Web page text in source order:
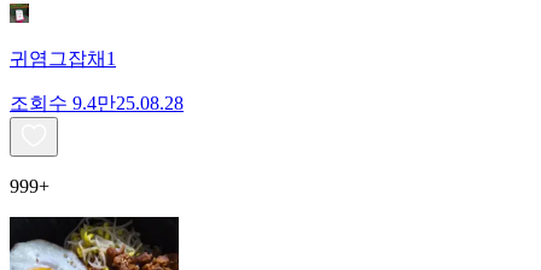
귀염그잡채1
조회수 9.4만25.08.28
999+